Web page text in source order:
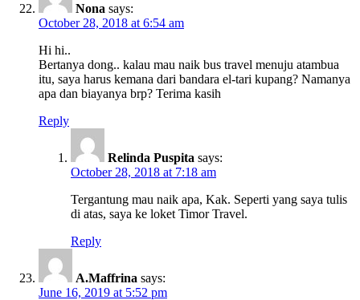
Nona says:
October 28, 2018 at 6:54 am
Hi hi..
Bertanya dong.. kalau mau naik bus travel menuju atambua
itu, saya harus kemana dari bandara el-tari kupang? Namanya
apa dan biayanya brp? Terima kasih
Reply
Relinda Puspita says:
October 28, 2018 at 7:18 am
Tergantung mau naik apa, Kak. Seperti yang saya tulis
di atas, saya ke loket Timor Travel.
Reply
A.Maffrina says:
June 16, 2019 at 5:52 pm